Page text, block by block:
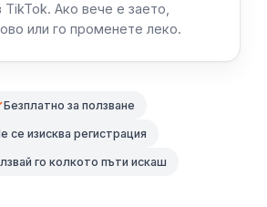
Ако вече е заето,
или го променете леко.
Безплатно за ползване
се изисква регистрация
го колкото пъти искаш